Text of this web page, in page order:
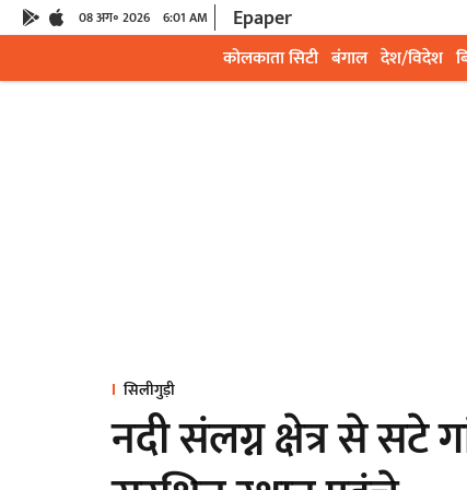
08 अग॰ 2026 6:01 AM Epaper
कोलकाता सिटी बंगाल देश/विदेश
सिलीगुड़ी
नदी संलग्न क्षेत्र से सटे